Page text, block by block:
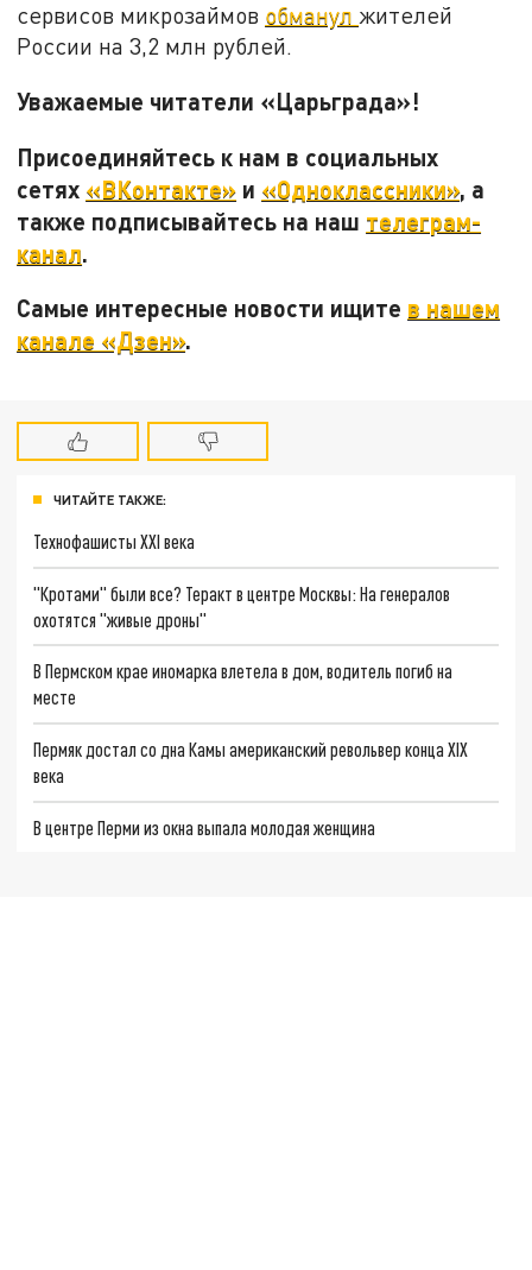
сервисов микрозаймов обманул жителей
России на 3,2 млн рублей.
Уважаемые читатели «Царьграда»!
Присоединяйтесь к нам в социальных
сетях «ВКонтакте» и «Одноклассники», а
также подписывайтесь на наш телеграм-
канал.
Самые интересные новости ищите в нашем
канале «Дзен».
ЧИТАЙТЕ ТАКЖЕ:
Технофашисты XXI века
"Кротами" были все? Теракт в центре Москвы: На генералов
охотятся "живые дроны"
В Пермском крае иномарка влетела в дом, водитель погиб на
месте
Пермяк достал со дна Камы американский револьвер конца XIX
века
В центре Перми из окна выпала молодая женщина